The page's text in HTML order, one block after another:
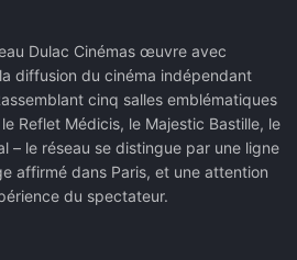
Dulac Cinémas œuvre avec
diffusion du cinéma indépendant
cinq salles emblématiques
Reflet Médicis, le Majestic Bastille, le
– le réseau se distingue par une ligne
affirmé dans Paris, et une attention
du spectateur.